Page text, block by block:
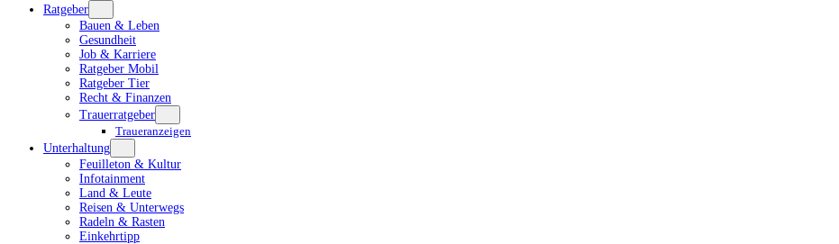
Ratgeber
Bauen & Leben
Gesundheit
Job & Karriere
Ratgeber Mobil
Ratgeber Tier
Recht & Finanzen
Trauerratgeber
Traueranzeigen
Unterhaltung
Feuilleton & Kultur
Infotainment
Land & Leute
Reisen & Unterwegs
Radeln & Rasten
Einkehrtipp